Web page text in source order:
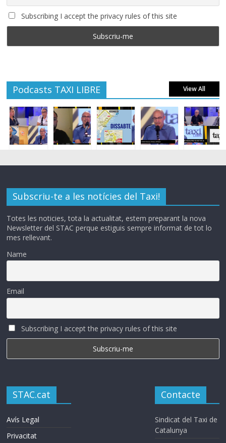
Subscribing I accept the privacy rules of this site
Podcasts TAXI LIBRE View All
Subscriu-te a les notícies del Taxi!
Totes les noticies, tota la actualitat, estem preparant la nova
Newsletter del STAC perque estiguis sempre informat de tot lo
mes rellevant.
Name
Email
Subscribing I accept the privacy rules of this site
STAC.cat
Avís Legal
Privacitat
Contacte
Sindicat del Taxi de
Catalunya